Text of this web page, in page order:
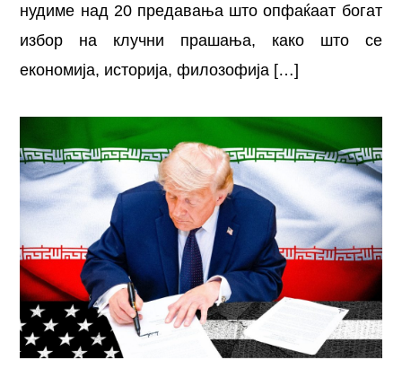
нудиме над 20 предавања што опфаќаат богат
избор на клучни прашања, како што се
економија, историја, филозофија […]